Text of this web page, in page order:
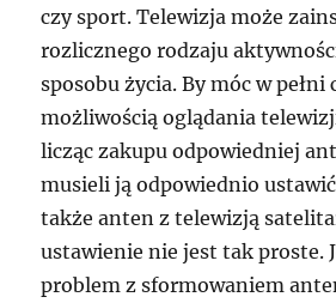
czy sport. Telewizja może
rozlicznego rodzaju
sposobu życia. By móc w pełni
możliwością oglądania
licząc zakupu odpowiedniej
musieli ją odpowiednio
także anten z telewizją
ustawienie nie jest tak proste.
problem z sformowaniem